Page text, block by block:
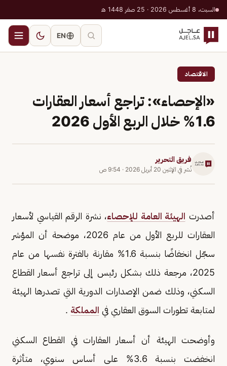
السبت، 8 أغسطس 2026 · 25 صفر 1448 هـ
EN
الاقتصاد
«الإحصاء»: تراجع أسعار العقارات
1.6% خلال الربع الأول 2026
فريق التحرير
نُشر في الإثنين 20 أبريل 2026 · 9:54 ص
أصدرت الهيئة العامة للإحصاء، نشرة الرقم القياسي لأسعار
العقارات للربع الأول من عام 2026، موضحة أن المؤشر
سجّل انخفاضًا بنسبة 1.6% مقارنة بالفترة نفسها من عام
2025، مرجعة ذلك بشكل رئيس إلى تراجع أسعار القطاع
السكني، وذلك ضمن الإصدارات الدورية التي تصدرها الهيئة
لمتابعة تطورات السوق العقاري في المملكة .
وأوضحت الهيئة أن أسعار العقارات في القطاع السكني
انخفضت بنسبة 3.6% على أساس سنوي، متأثرة